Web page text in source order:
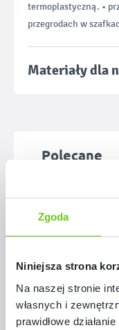
Zgoda
Niniejsza strona
Na naszej stronie
własnych i
prawidłowe
termoplastyczną. •
przegrodach w
Materiały dla
Pomiń galerię
Polecane